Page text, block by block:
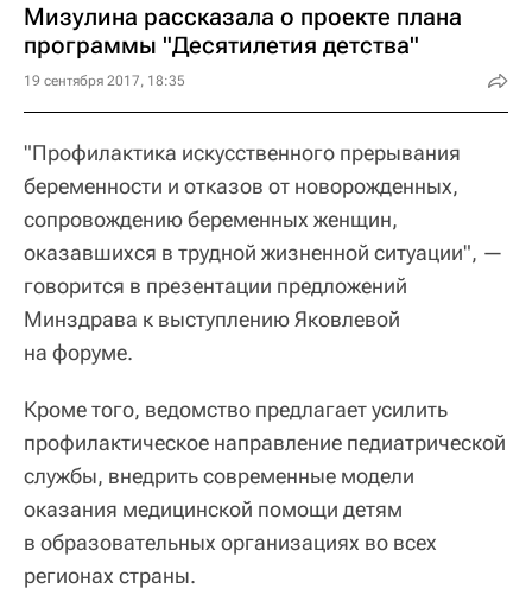
Мизулина рассказала о проекте плана
программы "Десятилетия детства"
19 сентября 2017, 18:35
"Профилактика искусственного прерывания
беременности и отказов от новорожденных,
сопровождению беременных женщин,
оказавшихся в трудной жизненной ситуации", —
говорится в презентации предложений
Минздрава к выступлению Яковлевой
на форуме.
Кроме того, ведомство предлагает усилить
профилактическое направление педиатрической
службы, внедрить современные модели
оказания медицинской помощи детям
в образовательных организациях во всех
регионах страны.